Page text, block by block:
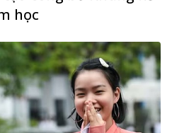
học